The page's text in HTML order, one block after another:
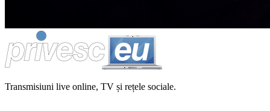
Transmisiuni live online, TV și rețele sociale.